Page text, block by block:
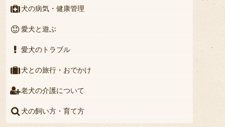
犬の病気・健康管理
愛犬と遊ぶ
愛犬のトラブル
犬との旅行・おでかけ
老犬の介護について
犬の飼い方・育て方